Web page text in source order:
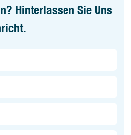
Hinterlassen Sie Uns